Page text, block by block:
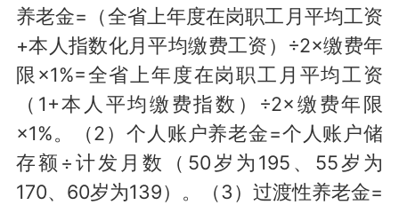
养老金=（全省上年度在岗职工月平均工资
+本人指数化月平均缴费工资）÷2×缴费年
限×1%=全省上年度在岗职工月平均工资
（1+本人平均缴费指数）÷2×缴费年限
×1%。（2）个人账户养老金=个人账户储
存额÷计发月数（50岁为195、55岁为
170、60岁为139）。（3）过渡性养老金=